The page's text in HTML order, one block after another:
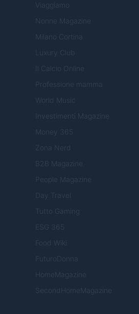
Viaggiamo
Nonne Magazine
Milano Cortina
Luxury Club
Il Calcio Online
Professione mamma
World Music
Investimenti Magazine
Money 365
Zona Nerd
B2B Magazine
People Magazine
Day Travel
Tutto Gaming
ESG 365
Food Wiki
FuturoDonna
HomeMagazine
SecondHomeMagazine